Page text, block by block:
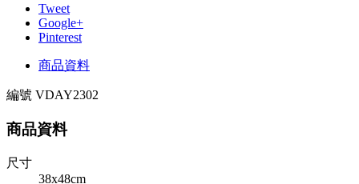
Tweet
Google+
Pinterest
商品資料
編號 VDAY2302
商品資料
尺寸
38x48cm